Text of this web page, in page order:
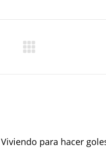
Viviendo para hacer